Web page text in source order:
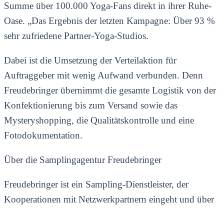
Summe über 100.000 Yoga-Fans direkt in ihrer Ruhe-
Oase. „Das Ergebnis der letzten Kampagne: Über 93 %
sehr zufriedene Partner-Yoga-Studios.
Dabei ist die Umsetzung der Verteilaktion für
Auftraggeber mit wenig Aufwand verbunden. Denn
Freudebringer übernimmt die gesamte Logistik von der
Konfektionierung bis zum Versand sowie das
Mysteryshopping, die Qualitätskontrolle und eine
Fotodokumentation.
Über die Samplingagentur Freudebringer
Freudebringer ist ein Sampling-Dienstleister, der
Kooperationen mit Netzwerkpartnern eingeht und über